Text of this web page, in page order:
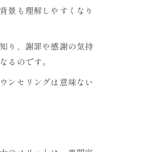
景も理解しやすくなり
り、謝罪や感謝の気持
るのです。
ンセリングは意味ない